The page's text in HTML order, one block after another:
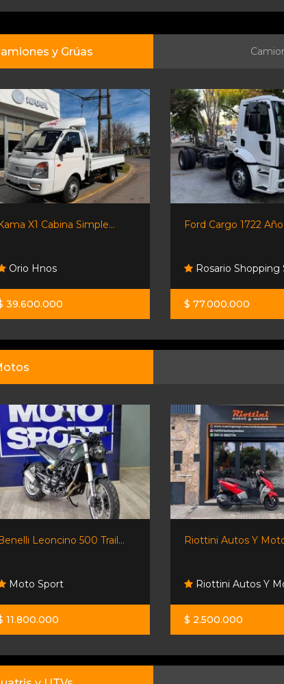
y Grúas
X1 Cabina Simple...
Orio Hnos
39.600.000
Ford Cargo 1722 Año
Rosario Shopping
$ 77.000.000
Leoncino 500 Trail...
Moto Sport
11.800.000
Riottini Autos Y
Riottini Autos Y
$ 2.500.000